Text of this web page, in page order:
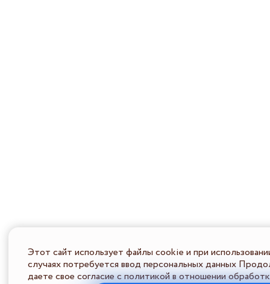
Этот сайт использует файлы cookie и при
случаях потребуется ввод персональных данных
даете свое согласие с политикой в отношении